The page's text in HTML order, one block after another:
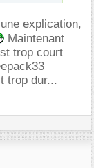
explication,
Maintenant
trop court
trop dur...